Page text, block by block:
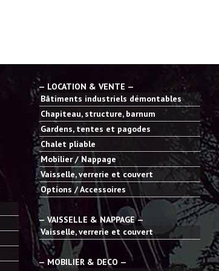
— LOCATION & VENTE —
Bâtiments industriels démontables
Chapiteau, structure, barnum
Gardens, tentes et pagodes
Chalet pliable
Mobilier / Nappage
Vaisselle, verrerie et couvert
Options / Accessoires
— VAISSELLE & NAPPAGE —
Vaisselle, verrerie et couvert
— MOBILIER & DECO —